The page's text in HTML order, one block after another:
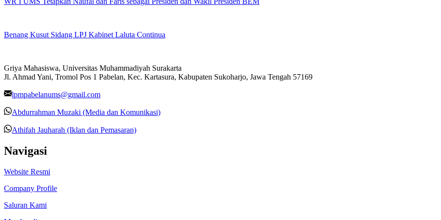
Benang Kusut Sidang LPJ Kabinet Laluta Continua
Griya Mahasiswa, Universitas Muhammadiyah Surakarta
Jl. Ahmad Yani, Tromol Pos 1 Pabelan, Kec. Kartasura, Kabupaten Sukoharjo, Jawa Tengah 57169
lpmpabelanums@gmail.com
Abdurrahman Muzaki (Media dan Komunikasi)
Athifah Jauharah (Iklan dan Pemasaran)
Navigasi
Website Resmi
Company Profile
Saluran Kami